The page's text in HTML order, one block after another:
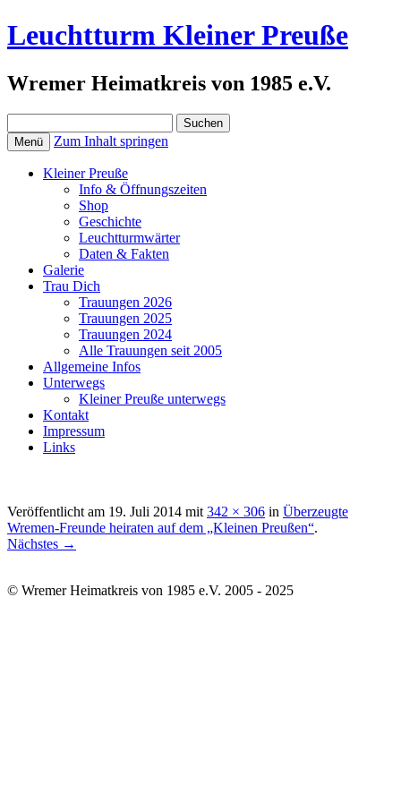
Leuchtturm Kleiner Preuße
Wremer Heimatkreis von 1985 e.V.
nach:
Menü Zum Inhalt springen
Kleiner Preuße
Info & Öffnungszeiten
Shop
Geschichte
Leuchtturmwärter
Daten & Fakten
Galerie
Trau Dich
Trauungen 2026
Trauungen 2025
Trauungen 2024
Alle Trauungen seit 2005
Allgemeine Infos
Unterwegs
Kleiner Preuße unterwegs
Kontakt
Impressum
Links
Veröffentlicht am 19. Juli 2014 mit 342 × 306 in Überzeugte
Wremen-Freunde heiraten auf dem „Kleinen Preußen“.
Nächstes →
© Wremer Heimatkreis von 1985 e.V. 2005 - 2025